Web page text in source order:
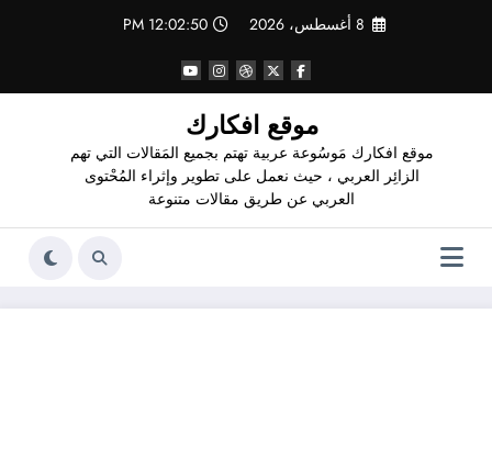
8 أغسطس، 2026 12:02:51 PM
موقع افكارك
موقع افكارك مَوسُوعة عربية تهتم بجميع المَقالات التي تهم
الزائِر العربي ، حيث نعمل على تطوير وإثراء المُحْتوى
العربي عن طريق مقالات متنوعة